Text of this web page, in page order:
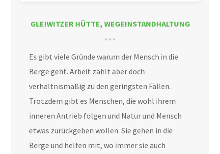
GLEIWITZER HÜTTE, WEGEINSTANDHALTUNG
Es gibt viele Gründe warum der Mensch in die
Berge geht. Arbeit zählt aber doch
verhältnismäßig zu den geringsten Fällen.
Trotzdem gibt es Menschen, die wohl ihrem
inneren Antrieb folgen und Natur und Mensch
etwas zurückgeben wollen. Sie gehen in die
Berge und helfen mit, wo immer sie auch